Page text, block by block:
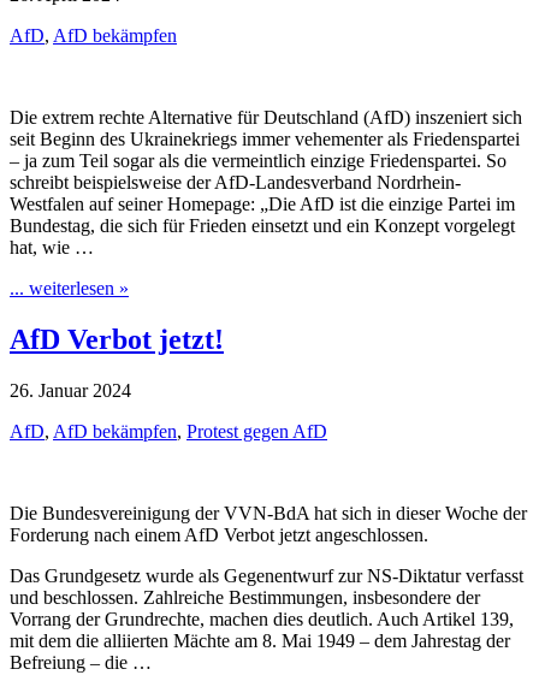
AfD, AfD bekämpfen
Die extrem rechte Alternative für Deutschland (AfD) inszeniert sich
seit Beginn des Ukrainekriegs immer vehementer als Friedenspartei
– ja zum Teil sogar als die vermeintlich einzige Friedenspartei. So
schreibt beispielsweise der AfD-Landesverband Nordrhein-
Westfalen auf seiner Homepage: „Die AfD ist die einzige Partei im
Bundestag, die sich für Frieden einsetzt und ein Konzept vorgelegt
hat, wie …
... weiterlesen »
AfD Verbot jetzt!
26. Januar 2024
AfD, AfD bekämpfen, Protest gegen AfD
Die Bundesvereinigung der VVN-BdA hat sich in dieser Woche der
Forderung nach einem AfD Verbot jetzt angeschlossen.
Das Grundgesetz wurde als Gegenentwurf zur NS-Diktatur verfasst
und beschlossen. Zahlreiche Bestimmungen, insbesondere der
Vorrang der Grundrechte, machen dies deutlich. Auch Artikel 139,
mit dem die alliierten Mächte am 8. Mai 1949 – dem Jahrestag der
Befreiung – die …